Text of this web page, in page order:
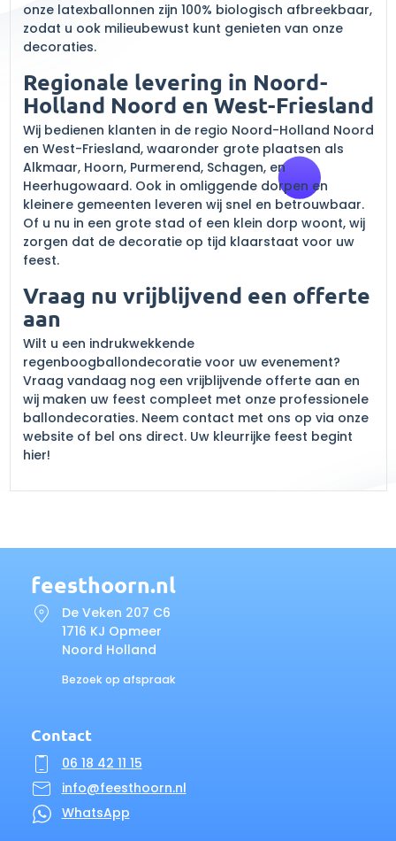
onze latexballonnen zijn 100% biologisch afbreekbaar,
zodat u ook milieubewust kunt genieten van onze
decoraties.
Regionale levering in Noord-
Holland Noord en West-Friesland
Wij bedienen klanten in de regio Noord-Holland Noord
en West-Friesland, waaronder grote plaatsen als
Alkmaar, Hoorn, Purmerend, Schagen, en
Heerhugowaard. Ook in omliggende dorpen en
kleinere gemeenten leveren wij snel en betrouwbaar.
Of u nu in een grote stad of een klein dorp woont, wij
zorgen dat de decoratie op tijd klaarstaat voor uw
feest.
Vraag nu vrijblijvend een offerte
aan
Wilt u een indrukwekkende
regenboogballondecoratie voor uw evenement?
Vraag vandaag nog een vrijblijvende offerte aan en
wij maken uw feest compleet met onze professionele
ballondecoraties. Neem contact met ons op via onze
website of bel ons direct. Uw kleurrijke feest begint
hier!
feesthoorn.nl
De Veken 207 C6
1716 KJ Opmeer
Noord Holland
Bezoek op afspraak
Contact
06 18 42 11 15
info@feesthoorn.nl
WhatsApp